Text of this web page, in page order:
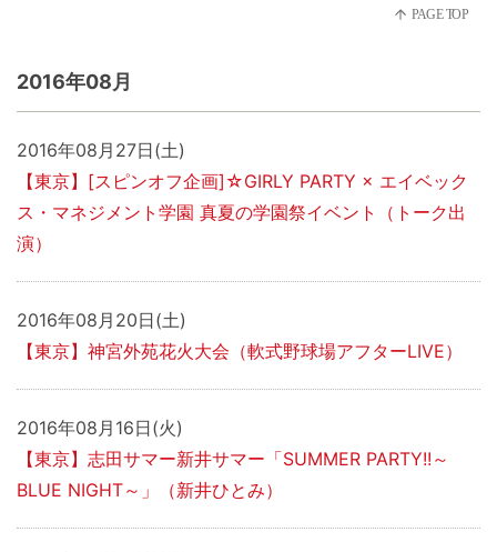
2016年08月
2016年08月27日(土)
【東京】[スピンオフ企画]☆GIRLY PARTY × エイベック
ス・マネジメント学園 真夏の学園祭イベント（トーク出
演）
2016年08月20日(土)
【東京】神宮外苑花火大会（軟式野球場アフターLIVE）
2016年08月16日(火)
【東京】志田サマー新井サマー「SUMMER PARTY!!～
BLUE NIGHT～」（新井ひとみ）